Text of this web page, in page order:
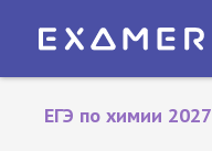
ЕГЭ по химии 2027